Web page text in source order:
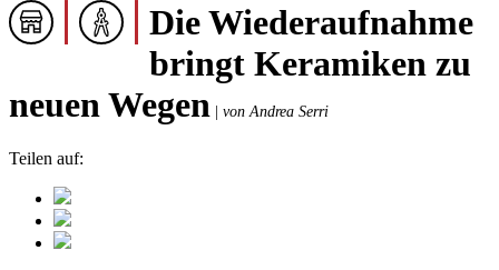
Die Wiederaufnahme
bringt Keramiken zu
neuen Wegen
von Andrea Serri
Teilen auf: